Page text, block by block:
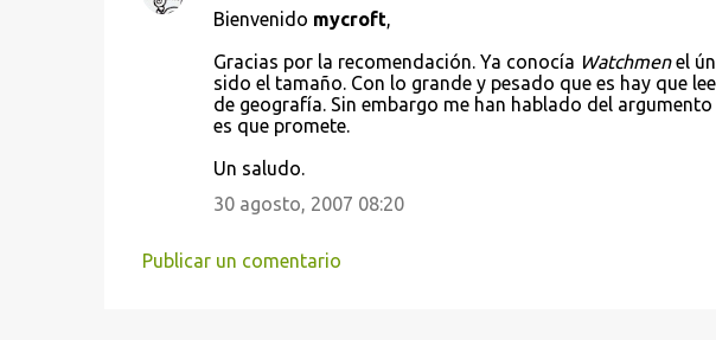
Bienvenido mycroft,
Gracias por la recomendación. Ya conocía Watchmenel
sido el tamaño. Con lo grande y pesado que es hay que
de geografía. Sin embargo me han hablado del
es que promete.
Un saludo.
30 agosto, 2007 08:20
Publicar un comentario